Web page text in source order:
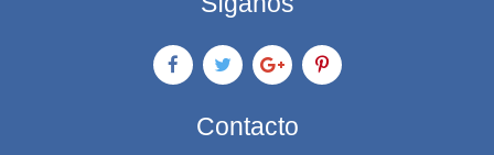
Contacto